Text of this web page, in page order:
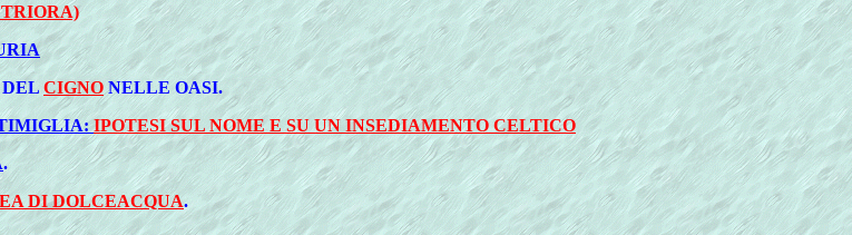
CIGNONELLE OASI.
IPOTESI SUL NOME E SU UN INSEDIAMENTO CELTICO
.
DI DOLCEACQUA.